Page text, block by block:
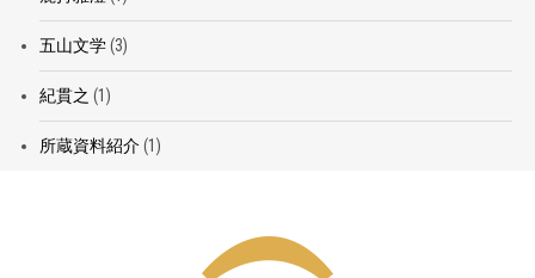
五山文学(3)
紀貫之 (1)
所蔵資料紹介(1)